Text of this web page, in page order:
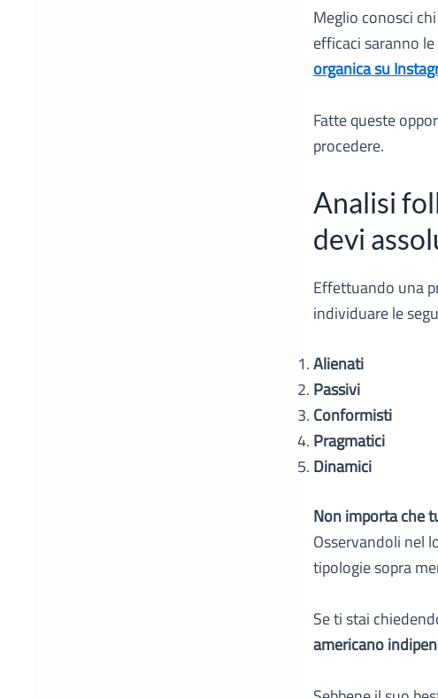
Meglio conosci
efficaci saranno
organica su
Fatte queste
procedere.
Analisi
devi
Effettuando una
individuare le
Alienati
Passivi
Conformisti
Pragmatici
Dinamici
Non importa che
Osservandoli nel
tipologie sopra
Se ti stai
americano